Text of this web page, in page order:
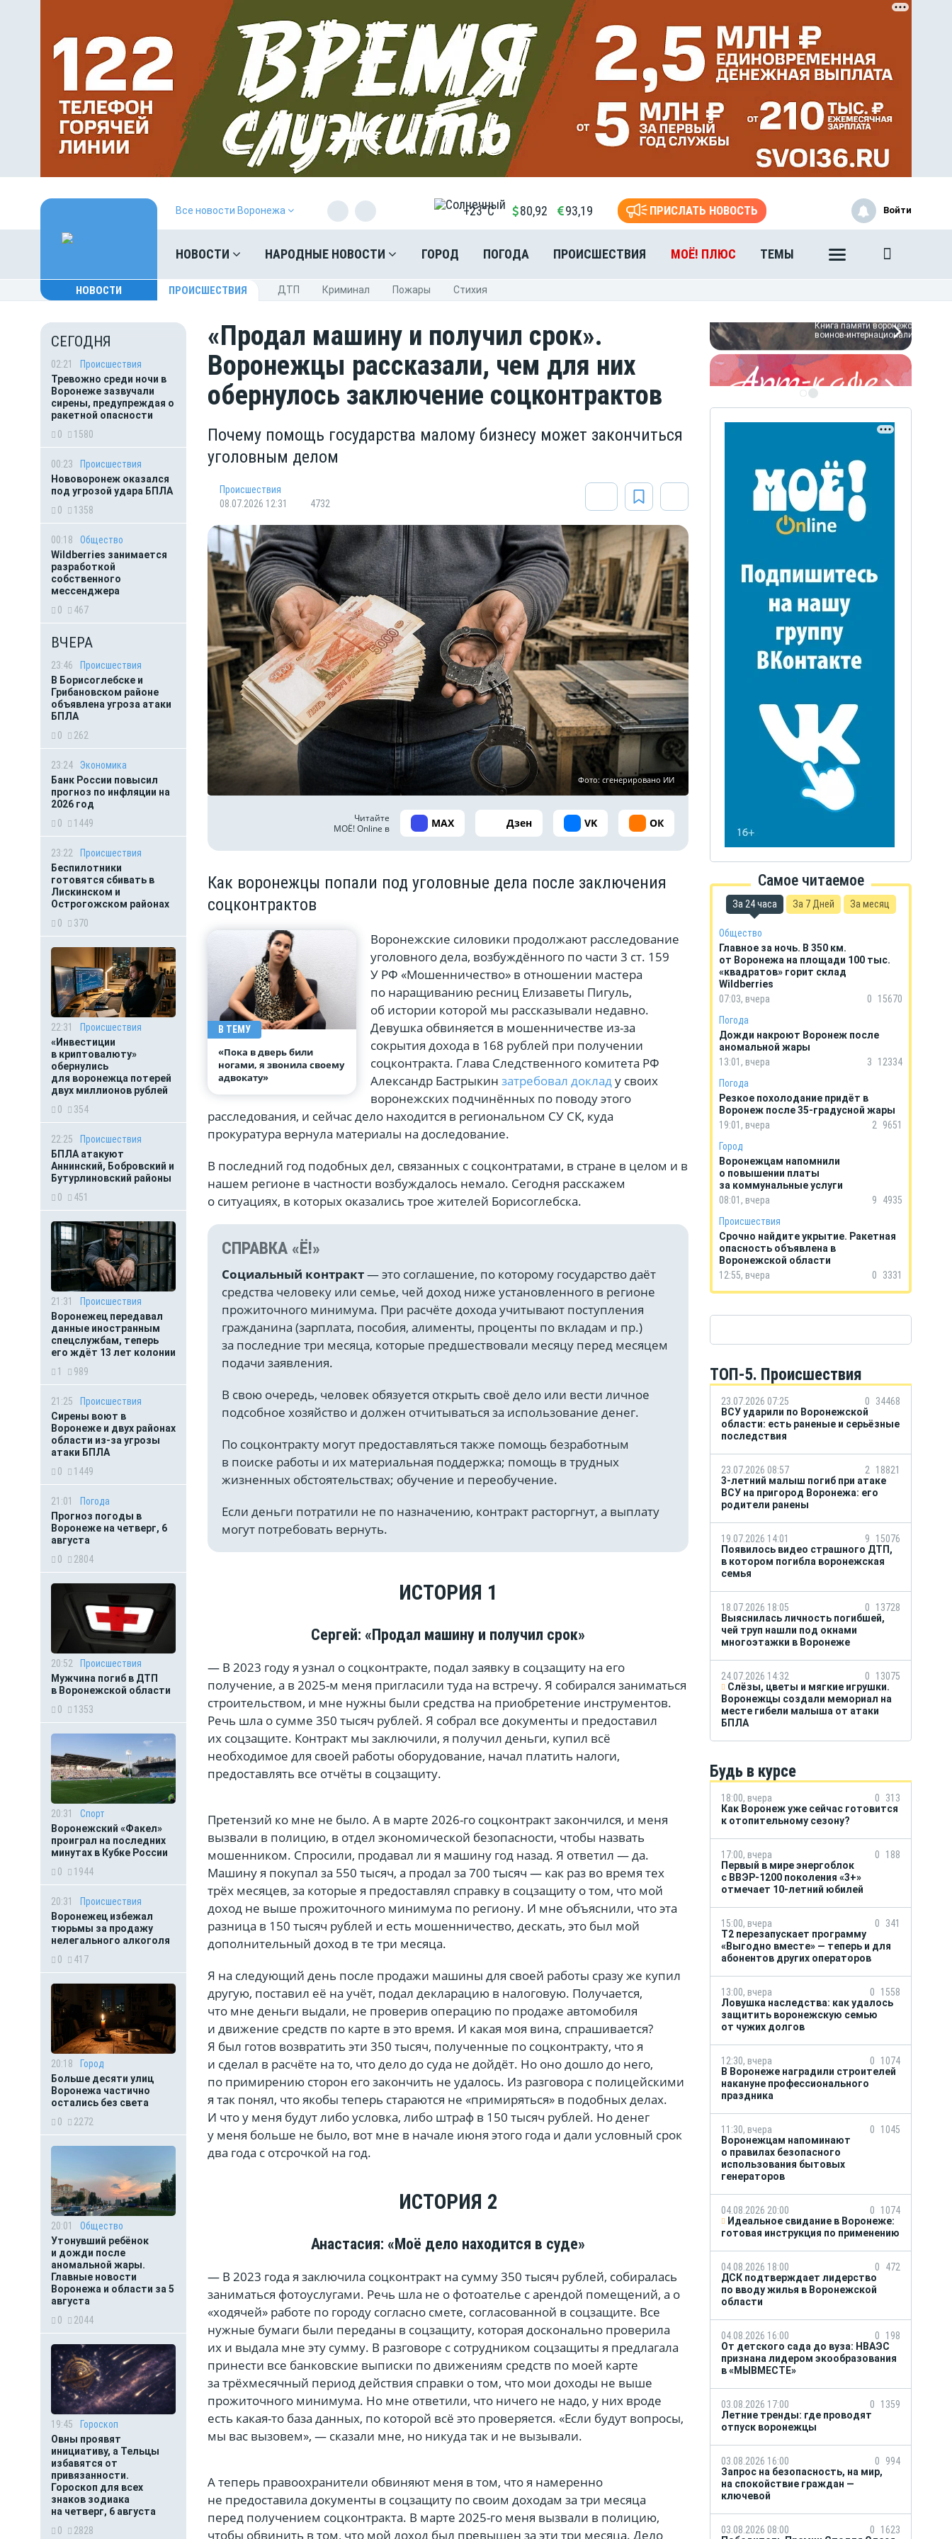
Все новости Воронежа +23°C 80,92 93,19 ПРИСЛАТЬ НОВОСТЬ
НОВОСТИ НАРОДНЫЕ НОВОСТИ ГОРОД ПОГОДА ПРОИСШЕСТВИЯ МОЁ! ПЛЮС ТЕМЫ
Войти
НОВОСТИ ПРОИСШЕСТВИЯ ДТП Криминал Пожары Стихия
СЕГОДНЯ
02:21
Происшествия
Тревожно среди ночи в
Воронеже зазвучали
сирены, предупреждая о
ракетной опасности
0
1580
00:23
Происшествия
Нововоронеж оказался
под угрозой удара БПЛА
0
1358
00:18
Общество
Wildberries занимается
разработкой
собственного
мессенджера
0
467
ВЧЕРА
23:46
Происшествия
В Борисоглебске и
Грибановском районе
объявлена угроза атаки
БПЛА
0
262
23:24
Экономика
Банк России повысил
прогноз по инфляции на
2026 год
0
1449
23:22
Происшествия
Беспилотники
готовятся сбивать в
Лискинском и
Острогожском районах
0
370
22:31
Происшествия
«Инвестиции
в криптовалюту»
обернулись
для воронежца потерей
двух миллионов рублей
0
354
22:25
Происшествия
БПЛА атакуют
Аннинский, Бобровский и
Бутурлиновский районы
0
451
21:31
Происшествия
Воронежец передавал
данные иностранным
спецслужбам, теперь
его ждёт 13 лет колонии
1
989
21:25
Происшествия
Сирены воют в
Воронеже и двух районах
области из-за угрозы
атаки БПЛА
0
1449
21:01
Погода
Прогноз погоды в
Воронеже на четверг, 6
августа
0
2804
20:52
Происшествия
Мужчина погиб в ДТП
в Воронежской области
0
1353
20:31
Спорт
Воронежский «Факел»
проиграл на последних
минутах в Кубке России
0
1944
20:31
Происшествия
Воронежец избежал
тюрьмы за продажу
нелегального алкоголя
0
417
20:18
Город
Больше десяти улиц
Воронежа частично
остались без света
0
2272
20:01
Общество
Утонувший ребёнок
и дожди после
аномальной жары.
Главные новости
Воронежа и области за 5
августа
0
2044
19:45
Гороскоп
Овны проявят
инициативу, а Тельцы
избавятся от
привязанности.
Гороскоп для всех
знаков зодиака
на четверг, 6 августа
0
2828
«Продал машину и получил срок».
Воронежцы рассказали, чем для них
обернулось заключение соцконтрактов
Почему помощь государства малому бизнесу может закончиться
уголовным делом
Происшествия
08.07.2026 12:31
4732
Фото: сгенерировано ИИ
Читайте
МОЁ! Online в
MAX Дзен VK ОК
Как воронежцы попали под уголовные дела после заключения
соцконтрактов
«Пока в дверь били
ногами, я звонила своему
адвокату»
В ТЕМУ
Воронежские силовики продолжают расследование
уголовного дела, возбуждённого по части 3 ст. 159
У РФ «Мошенничество» в отношении мастера
по наращиванию ресниц Елизаветы Пигуль,
об истории которой мы рассказывали недавно.
Девушка обвиняется в мошенничестве из-за
сокрытия дохода в 168 рублей при получении
соцконтракта. Глава Следственного комитета РФ
Александр Бастрыкин затребовал докладу своих
воронежских подчинённых по поводу этого
расследования, и сейчас дело находится в региональном СУ СК, куда
прокуратура вернула материалы на доследование.
В последний год подобных дел, связанных с соцконтратами, в стране в целом и в
нашем регионе в частности возбуждалось немало. Сегодня расскажем
о ситуациях, в которых оказались трое жителей Борисоглебска.
СПРАВКА «Ё!»
Социальный контракт— это соглашение, по которому государство даёт
средства человеку или семье, чей доход ниже установленного в регионе
прожиточного минимума. При расчёте дохода учитывают поступления
гражданина (зарплата, пособия, алименты, проценты по вкладам и пр.)
за последние три месяца, которые предшествовали месяцу перед месяцем
подачи заявления.
В свою очередь, человек обязуется открыть своё дело или вести личное
подсобное хозяйство и должен отчитываться за использование денег.
По соцконтракту могут предоставляться также помощь безработным
в поиске работы и их материальная поддержка; помощь в трудных
жизненных обстоятельствах; обучение и переобучение.
Если деньги потратили не по назначению, контракт расторгнут, а выплату
могут потребовать вернуть.
ИСТОРИЯ 1
Сергей: «Продал машину и получил срок»
— В 2023 году я узнал о соцконтракте, подал заявку в соцзащиту на его
получение, а в 2025-м меня пригласили туда на встречу. Я собирался заниматься
строительством, и мне нужны были средства на приобретение инструментов.
Речь шла о сумме 350 тысяч рублей. Я собрал все документы и предоставил
их соцзащите. Контракт мы заключили, я получил деньги, купил всё
необходимое для своей работы оборудование, начал платить налоги,
предоставлять все отчёты в соцзащиту.
Претензий ко мне не было. А в марте 2026-го соцконтракт закончился, и меня
вызвали в полицию, в отдел экономической безопасности, чтобы назвать
мошенником. Спросили, продавал ли я машину год назад. Я ответил — да.
Машину я покупал за 550 тысяч, а продал за 700 тысяч — как раз во время тех
трёх месяцев, за которые я предоставлял справку в соцзащиту о том, что мой
доход не выше прожиточного минимума по региону. И мне объяснили, что эта
разница в 150 тысяч рублей и есть мошенничество, дескать, это был мой
дополнительный доход в те три месяца.
Я на следующий день после продажи машины для своей работы сразу же купил
другую, поставил её на учёт, подал декларацию в налоговую. Получается,
что мне деньги выдали, не проверив операцию по продаже автомобиля
и движение средств по карте в это время. И какая моя вина, спрашивается?
Я был готов возвратить эти 350 тысяч, полученные по соцконтракту, что я
и сделал в расчёте на то, что дело до суда не дойдёт. Но оно дошло до него,
по примирению сторон его закончить не удалось. Из разговора с полицейскими
я так понял, что якобы теперь стараются не «примиряться» в подобных делах.
И что у меня будут либо условка, либо штраф в 150 тысяч рублей. Но денег
у меня больше не было, вот мне в начале июня этого года и дали условный срок
два года с отсрочкой на год.
ИСТОРИЯ 2
Анастасия: «Моё дело находится в суде»
— В 2023 года я заключила соцконтракт на сумму 350 тысяч рублей, собиралась
заниматься фотоуслугами. Речь шла не о фотоателье с арендой помещений, а о
«ходячей» работе по городу согласно смете, согласованной в соцзащите. Все
нужные бумаги были переданы в соцзащиту, которая досконально проверила
их и выдала мне эту сумму. В разговоре с сотрудником соцзащиты я предлагала
принести все банковские выписки по движениям средств по моей карте
за трёхмесячный период действия справки о том, что мои доходы не выше
прожиточного минимума. Но мне ответили, что ничего не надо, у них вроде
есть какая-то база данных, по которой всё это проверяется. «Если будут вопросы,
мы вас вызовем», — сказали мне, но никуда так и не вызывали.
А теперь правоохранители обвиняют меня в том, что я намеренно
не предоставила документы в соцзащиту по своим доходам за три месяца
перед получением соцконтракта. В марте 2025-го меня вызвали в полицию,
чтобы обвинить в том, что мой доход был превышен за эти три месяца. Дело
Книга памяти воронежских
воинов-интернационалистов
ЭТО БЫЛО В
воинов-интернационалистов
ЭТО БЫЛО В
Книга памяти воронежских
Самое читаемое
За 24 часа За 7 Дней За месяц
Общество
Главное за ночь. В 350 км.
от Воронежа на площади 100 тыс.
«квадратов» горит склад
Wildberries
07:03, вчера
0
15670
Погода
Дожди накроют Воронеж после
аномальной жары
13:01, вчера
3
12334
Погода
Резкое похолодание придёт в
Воронеж после 35-градусной жары
19:01, вчера
2
9651
Город
Воронежцам напомнили
о повышении платы
за коммунальные услуги
08:01, вчера
9
4935
Происшествия
Срочно найдите укрытие. Ракетная
опасность объявлена в
Воронежской области
12:55, вчера
0 3331
ТОП-5. Происшествия
23.07.2026 07:25 0
34468
ВСУ ударили по Воронежской
области: есть раненые и серьёзные
последствия
23.07.2026 08:57 2
18821
3-летний малыш погиб при атаке
ВСУ на пригород Воронежа: его
родители ранены
19.07.2026 14:01 9
15076
Появилось видео страшного ДТП,
в котором погибла воронежская
семья
18.07.2026 18:05 0
13728
Выяснилась личность погибшей,
чей труп нашли под окнами
многоэтажки в Воронеже
24.07.2026 14:32 0
13075
Слёзы, цветы и мягкие игрушки.
Воронежцы создали мемориал на
месте гибели малыша от атаки
БПЛА
Будь в курсе
18:00, вчера 0
313
Как Воронеж уже сейчас готовится
к отопительному сезону?
17:00, вчера 0
188
Первый в мире энергоблок
с ВВЭР-1200 поколения «3+»
отмечает 10-летний юбилей
15:00, вчера 0
341
Т2 перезапускает программу
«Выгодно вместе» — теперь и для
абонентов других операторов
13:00, вчера 0
1558
Ловушка наследства: как удалось
защитить воронежскую семью
от чужих долгов
12:30, вчера 0
1074
В Воронеже наградили строителей
накануне профессионального
праздника
11:30, вчера 0
1045
Воронежцам напоминают
о правилах безопасного
использования бытовых
генераторов
04.08.2026 20:00 0
1074
Идеальное свидание в Воронеже:
готовая инструкция по применению
04.08.2026 18:00 0
472
ДСК подтверждает лидерство
по вводу жилья в Воронежской
области
04.08.2026 16:00 0
198
От детского сада до вуза: НВАЭС
признана лидером экообразования
в «МЫВМЕСТЕ»
03.08.2026 17:00 0
1359
Летние тренды: где проводят
отпуск воронежцы
03.08.2026 16:00 0
994
Запрос на безопасность, на мир,
на спокойствие граждан —
ключевой
03.08.2026 08:00 0
1623